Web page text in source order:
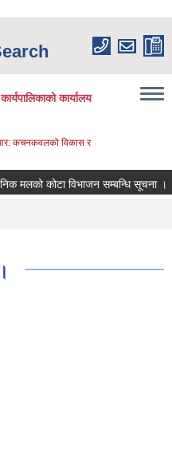
कार्यालय
कचनकवलको विकास र
मलको कोटा विभाजन सम्बन्धि सूचना ।